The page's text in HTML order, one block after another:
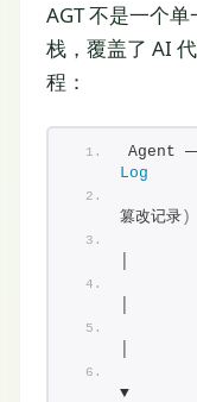
AGT 不是一个
栈，覆盖了 AI
程：
Log
篡改记录 )
▼